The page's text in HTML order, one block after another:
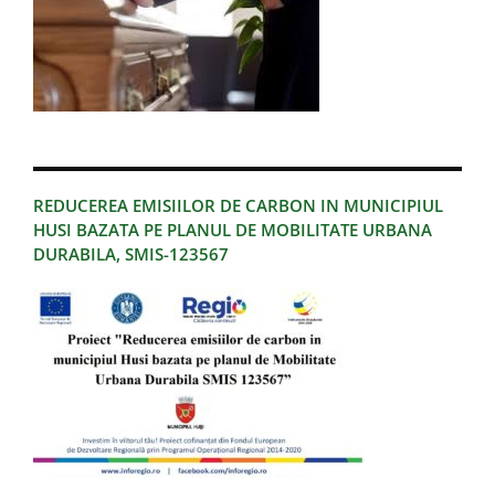
REDUCEREA EMISIILOR DE CARBON IN MUNICIPIUL
HUSI BAZATA PE PLANUL DE MOBILITATE URBANA
DURABILA, SMIS-123567